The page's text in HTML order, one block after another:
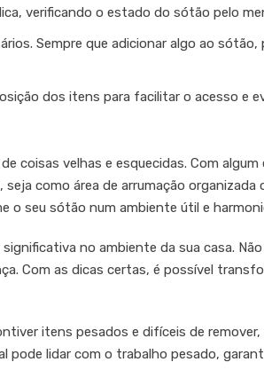
verificando o estado do sótão pelo
Sempre que adicionar algo ao
dos itens para facilitar o acesso e
coisas velhas e esquecidas. Com
como área de arrumação
o seu sótão num ambiente útil e
no ambiente da sua casa.
Com as dicas certas, é possível
itens pesados e difíceis de
pode lidar com o trabalho pesado,